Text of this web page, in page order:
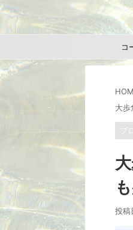
コ
大
ブ
投稿